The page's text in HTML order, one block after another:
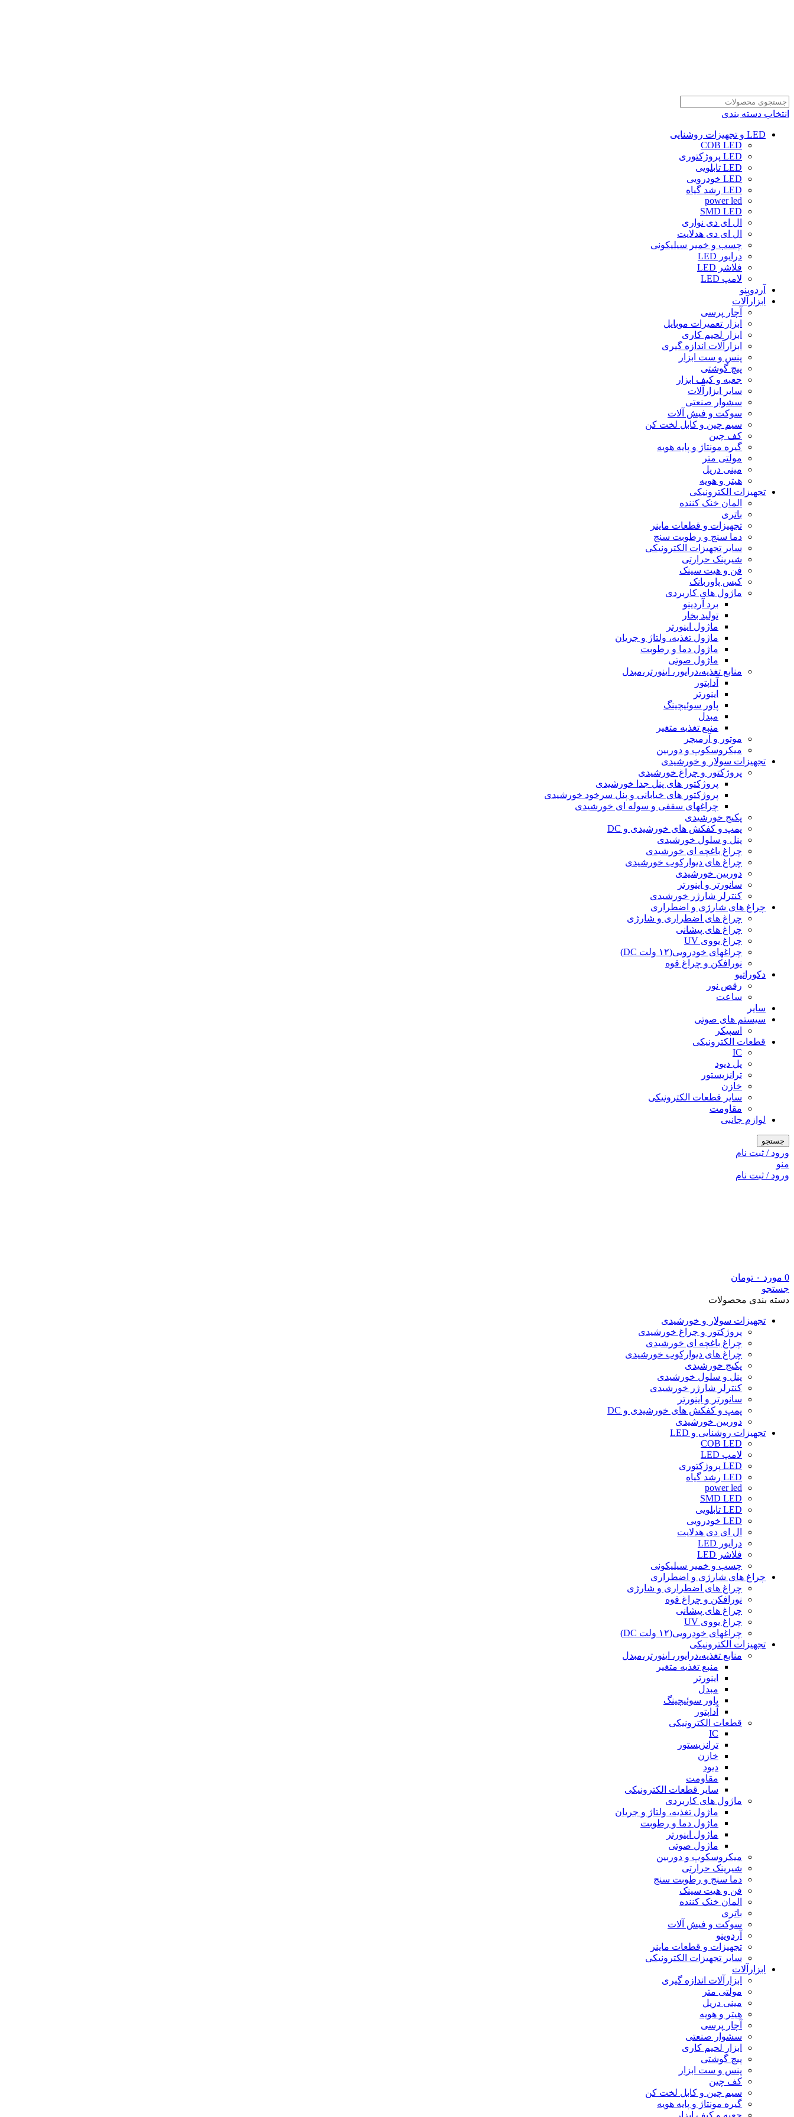
انتخاب دسته بندی
LED و تجهیزات روشنایی
COB LED
LED پروژکتوری
LED تابلویی
LED خودرویی
LED رشد گیاه
power led
SMD LED
ال ای دی نواری
ال ای دی هدلایت
چسب و خمیر سیلیکونی
درایور LED
فلاشر LED
لامپ LED
آردوینو
ابزارآلات
آچار پرسی
ابزار تعمیرات موبایل
ابزار لحیم کاری
ابزارآلات اندازه گیری
پنس و ست ابزار
پیچ گوشتی
جعبه و کیف ابزار
سایر ابزارآلات
سشوار صنعتی
سوکت و فیش آلات
سیم چین و کابل لخت کن
کف چین
گیره مونتاژ و پایه هویه
مولتی متر
مینی دریل
هیتر و هویه
تجهیزات الکترونیکی
المان خنک کننده
باتری
تجهیزات و قطعات ماینر
دما سنج و رطوبت سنج
سایر تجهیزات الکترونیکی
شیرینک حرارتی
فن و هیت سینک
کیس پاوربانک
ماژول های کاربردی
برد آردینو
تولید بخار
ماژول اینورتر
ماژول تغذیه، ولتاژ و جریان
ماژول دما و رطوبت
ماژول صوتی
منابع تغذیه،درایور، اینورتر،مبدل
آداپتور
اینورتر
پاور سوئیچینگ
مبدل
منبع تغذیه متغیر
موتور و آرمیچر
میکروسکوپ و دوربین
تجهیزات سولار و خورشیدی
پروژکتور و چراغ خورشیدی
پروژکتور های پنل جدا خورشیدی
پروژکتور های خیابانی و پنل سرخود خورشیدی
چراغهای سقفی و سوله ای خورشیدی
پکیج خورشیدی
پمپ و کفکش های خورشیدی و DC
پنل و سلول خورشیدی
چراغ باغچه ای خورشیدی
چراغ های دیوارکوب خورشیدی
دوربین خورشیدی
سانورتر و اینورتر
کنترلر شارژر خورشیدی
چراغ های شارژی و اضطراری
چراغ های اضطراری و شارژی
چراغ های پیشانی
چراغ یووی UV
چراغهای خودرویی(۱۲ ولت DC)
نورافکن و چراغ قوه
دکوراتیو
رقص نور
ساعت
سایر
سیستم های صوتی
اسپیکر
قطعات الکترونیکی
IC
پل دیود
ترانزیستور
خازن
سایر قطعات الکترونیکی
مقاومت
لوازم جانبی
جستجو
ورود / ثبت نام
منو
ورود / ثبت نام
0 مورد ۰ تومان
جستجو
دسته بندی محصولات
تجهیزات سولار و خورشیدی
پروژکتور و چراغ خورشیدی
چراغ باغچه ای خورشیدی
چراغ های دیوارکوب خورشیدی
پکیج خورشیدی
پنل و سلول خورشیدی
کنترلر شارژر خورشیدی
سانورتر و اینورتر
پمپ و کفکش های خورشیدی و DC
دوربین خورشیدی
تجهیزات روشنایی و LED
COB LED
لامپ LED
LED پروژکتوری
LED رشد گیاه
power led
SMD LED
LED تابلویی
LED خودرویی
ال ای دی هدلایت
درایور LED
فلاشر LED
چسب و خمیر سیلیکونی
چراغ های شارژی و اضطراری
چراغ های اضطراری و شارژی
نورافکن و چراغ قوه
چراغ های پیشانی
چراغ یووی UV
چراغهای خودرویی(۱۲ ولت DC)
تجهیزات الکترونیکی
منابع تغذیه،درایور، اینورتر،مبدل
منبع تغذیه متغیر
اینورتر
مبدل
پاور سوئیچینگ
آداپتور
قطعات الکترونیکی
IC
ترانزیستور
خازن
دیود
مقاومت
سایر قطعات الکترونیکی
ماژول های کاربردی
ماژول تغذیه، ولتاژ و جریان
ماژول دما و رطوبت
ماژول اینورتر
ماژول صوتی
میکروسکوپ و دوربین
شیرینک حرارتی
دما سنج و رطوبت سنج
فن و هیت سینک
المان خنک کننده
باتری
سوکت و فیش آلات
آردوینو
تجهیزات و قطعات ماینر
سایر تجهیزات الکترونیکی
ابزارآلات
ابزارآلات اندازه گیری
مولتی متر
مینی دریل
هیتر و هویه
آچار پرسی
سشوار صنعتی
ابزار لحیم کاری
پیچ گوشتی
پنس و ست ابزار
کف چین
سیم چین و کابل لخت کن
گیره مونتاژ و پایه هویه
جعبه و کیف ابزار